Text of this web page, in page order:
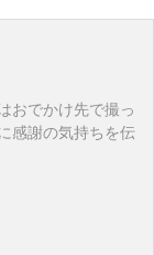
おでかけ先で撮っ
感謝の気持ちを伝